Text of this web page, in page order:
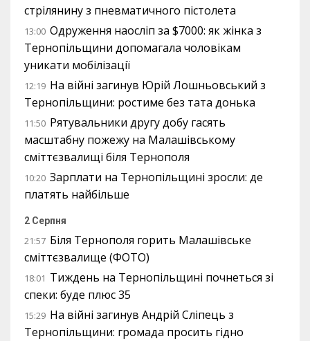
стрілянину з пневматичного пістолета
13:00 Одруження наосліп за $7000: як жінка з
Тернопільщини допомагала чоловікам
уникати мобілізації
12:19 На війні загинув Юрій Лошньовський з
Тернопільщини: ростиме без тата донька
11:50 Рятувальники другу добу гасять
масштабну пожежу на Малашівському
сміттєзвалищі біля Тернополя
10:20 Зарплати на Тернопільщині зросли: де
платять найбільше
2 Серпня
21:57 Біля Тернополя горить Малашівське
сміттєзвалище (ФОТО)
18:01 Тиждень на Тернопільщині почнеться зі
спеки: буде плюс 35
15:29 На війні загинув Андрій Сліпець з
Тернопільщини: громада просить гідно